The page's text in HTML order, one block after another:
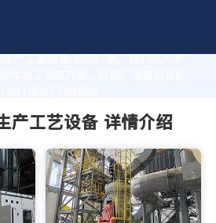
产工艺设备 制造厂家，我们致力于
体加工系统方案。获取厂家直销报价
产工艺设备 详情介绍